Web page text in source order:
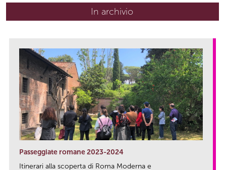
In archivio
Passeggiate romane 2023-2024
Itinerari alla scoperta di Roma Moderna e